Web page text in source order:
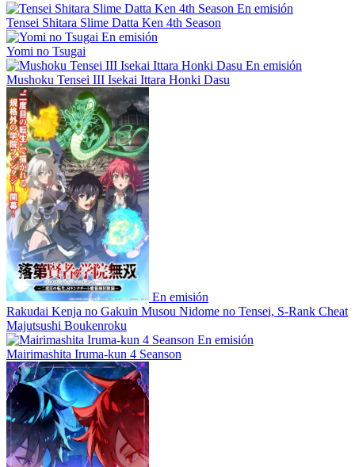
En emisión
Tensei Shitara Slime Datta Ken 4th Season
En emisión
Yomi no Tsugai
En emisión
Mushoku Tensei III Isekai Ittara Honki Dasu
En emisión
Rakudai Kenja no Gakuin Musou Nidome no Tensei, S-Rank Cheat
Majutsushi Boukenroku
En emisión
Mairimashita Iruma-kun 4 Seanson